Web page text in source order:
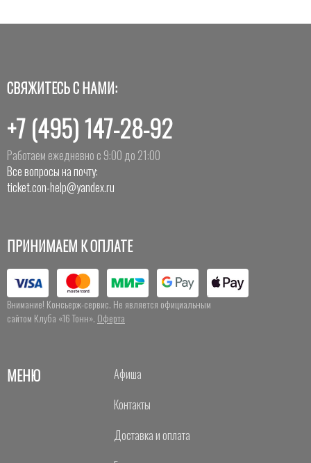
СВЯЖИТЕСЬ С НАМИ:
+7 (495) 147-28-92
Работаем ежедневно с 9:00 до 21:00
Все вопросы на почту:
ticket.con-help@yandex.ru
ПРИНИМАЕМ К ОПЛАТЕ
Внимание! Консьерж-сервис. Не является официальным
сайтом Клуба «16 Тонн». Оферта
МЕНЮ
Афиша
Контакты
Доставка и оплата